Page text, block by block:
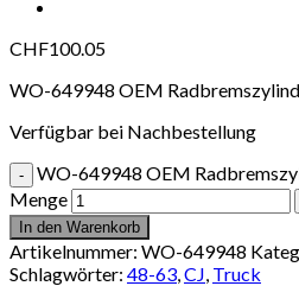
CHF100.05
WO-649948 OEM
Verfügbar bei Nachbestellung
WO-649948 OEM
Menge
In den Warenkorb
Artikelnummer: WO-649948
Schlagwörter: 48-63,CJ, Truck